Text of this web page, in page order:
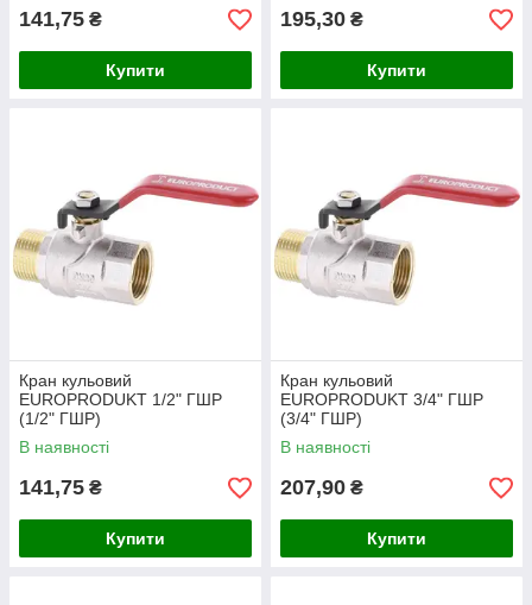
141,75 ₴
Купити
195,30 ₴
Купити
Кран кульовий
EUROPRODUKT 1/2" ГШР
(1/2" ГШР)
В наявності
141,75 ₴
Купити
Кран кульовий
EUROPRODUKT 3/4" ГШР
(3/4" ГШР)
В наявності
207,90 ₴
Купити